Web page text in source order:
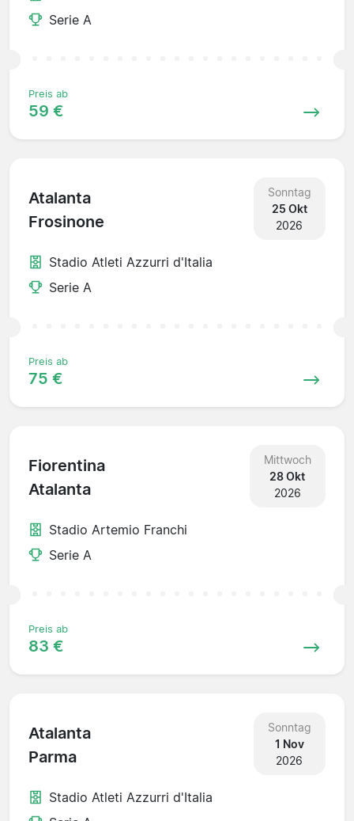
Serie A
Preis ab
59 €
Atalanta
Frosinone
Sonntag
25 Okt
2026
Stadio Atleti Azzurri d'Italia
Serie A
Preis ab
75 €
Fiorentina
Atalanta
Mittwoch
28 Okt
2026
Stadio Artemio Franchi
Serie A
Preis ab
83 €
Atalanta
Parma
Sonntag
1 Nov
2026
Stadio Atleti Azzurri d'Italia